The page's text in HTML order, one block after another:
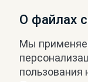
О файлах
Мы